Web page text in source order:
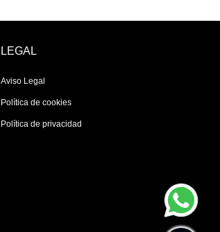
LEGAL
Aviso Legal
Política de cookies
Política de privacidad